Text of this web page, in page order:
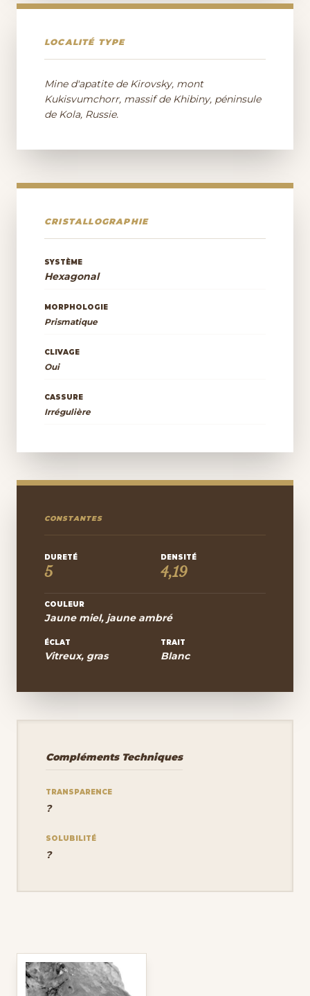
LOCALITÉ TYPE
Mine d'apatite de Kirovsky, mont
Kukisvumchorr, massif de Khibiny, péninsule
de Kola, Russie.
CRISTALLOGRAPHIE
SYSTÈME
Hexagonal
MORPHOLOGIE
Prismatique
CLIVAGE
Oui
CASSURE
Irrégulière
CONSTANTES
DURETÉ
5
DENSITÉ
4,19
COULEUR
Jaune miel, jaune ambré
ÉCLAT
Vitreux, gras
TRAIT
Blanc
Compléments Techniques
TRANSPARENCE
?
SOLUBILITÉ
?